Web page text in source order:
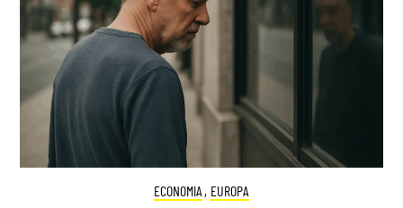
ECONOMIA , EUROPA